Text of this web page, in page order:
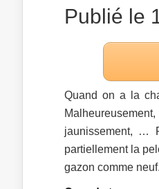
Publié le
Quand on a la
jaunissement, …
partiellement la
gazon comme